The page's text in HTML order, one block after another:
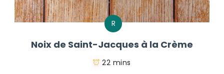
R
Noix de Saint-Jacques à la Crème
22 mins